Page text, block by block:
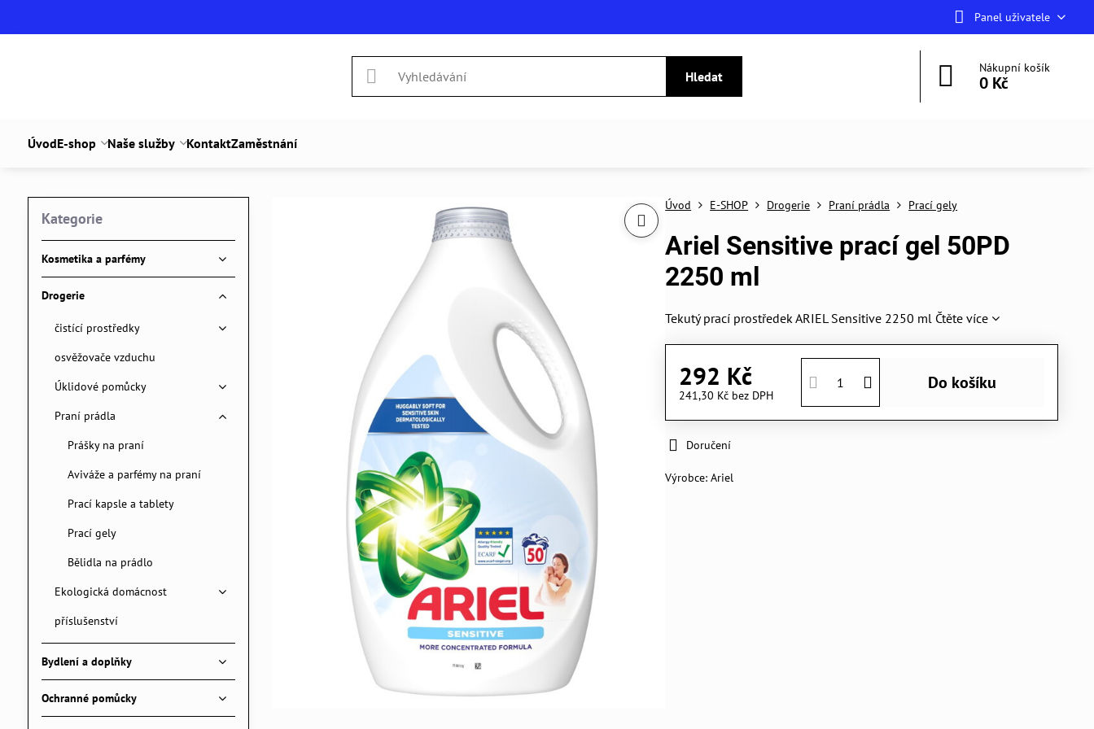
Panel uživatele
Hledat
Nákupní košík
0 Kč
ÚvodE-shop Naše služby KontaktZaměstnání
Úvod E-SHOP Drogerie Praní prádla Prací gely
Ariel Sensitive prací gel 50PD
2250 ml
Tekutý prací prostředek ARIEL Sensitive 2250 ml Čtěte více
292 Kč
241,30 Kč bez DPH
Do košíku
Doručení
Výrobce:Ariel
Kategorie
Kosmetika a parfémy
Drogerie
čistící prostředky
osvěžovače vzduchu
Úklidové pomůcky
Praní prádla
Prášky na praní
Aviváže a parfémy na praní
Prací kapsle a tablety
Prací gely
Bělidla na prádlo
Ekologická domácnost
příslušenství
Bydlení a doplňky
Ochranné pomůcky